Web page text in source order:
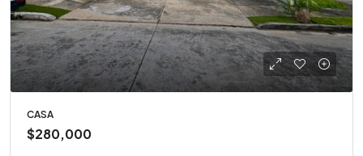
CASA
$280,000